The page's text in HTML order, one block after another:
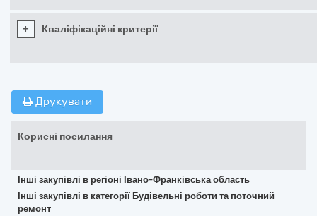
+ Кваліфікаційні критерії
Друкувати
Корисні посилання
Інші закупівлі в регіоні Івано-Франківська область
Інші закупівлі в категорії Будівельні роботи та поточний
ремонт